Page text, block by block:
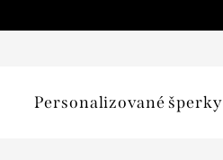
Personalizované šperky